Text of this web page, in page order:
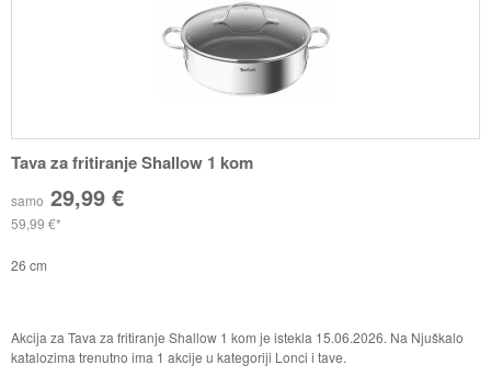
Tava za fritiranje Shallow 1 kom
samo 29,99 €
59,99 €
26 cm
Akcija za Tava za fritiranje Shallow 1 kom je istekla 15.06.2026. Na Njuškalo
katalozima trenutno ima 1 akcije u kategoriji Lonci i tave.